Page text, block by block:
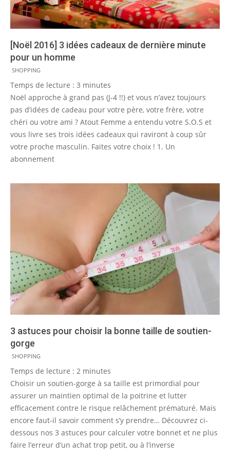
[Noël 2016] 3 idées cadeaux de dernière minute
pour un homme
2016-
12-
24
SHOPPING
Temps de lecture : 3 minutes
Noël approche à grand pas (J-4 !!) et vous n’avez toujours
pas d’idées de cadeau pour votre père, votre frère, votre
chéri ou votre ami ? Atout Femme a entendu votre S.O.S et
vous livre ses trois idées cadeaux qui raviront à coup sûr
votre proche masculin. Faites votre choix ! 1. Un
abonnement
3 astuces pour choisir la bonne taille de soutien-
gorge
2015-
09-
18
SHOPPING
Temps de lecture : 2 minutes
Choisir un soutien-gorge à sa taille est primordial pour
assurer un maintien optimal de la poitrine et lutter
efficacement contre le risque relâchement prématuré. Mais
encore faut-il savoir comment s’y prendre… Découvrez ci-
dessous nos 3 astuces pour calculer votre bonnet et ne plus
faire l’erreur d’un achat trop petit, ou à l’inverse